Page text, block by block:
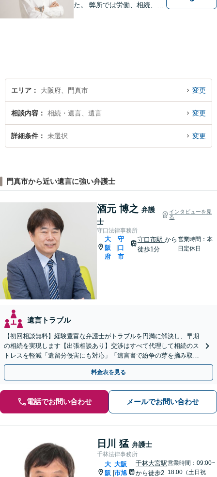
た。 弊所では労働、相続、離
エリア 大阪府、門真市 変更
相談内容 相続・遺言、遺言 変更
詳細条件 未選択 変更
門真市から近い遺言に強い弁護士
酒元 博之 弁護
士
インタビューを見
る
守口法律事務所
大
阪
府
守
口
市
守口市駅 から
徒歩1分
営業時間：本
日定休日
遺言トラブル
【初回相談無料】経験豊富な弁護士がトラブルを円満に解決し、早期
の相続を実現します【出張相談あり】交渉はすべて代理して相続のス
トレスを軽減「遺留分侵害にも対応」「遺言書で紛争の芽を摘み取
る」【完全個室制】【バリアフリー対応】【守口市駅1分】
料金表を見る
電話でお問い合わせ メールでお問い合わせ
日川 猛 弁護士
千林法律事務所
大
阪 |
大阪
市旭
千林大宮駅
から徒歩2
営業時間：09:00~
18:00（土日祝